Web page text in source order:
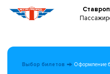
Выбор билетов Оформление